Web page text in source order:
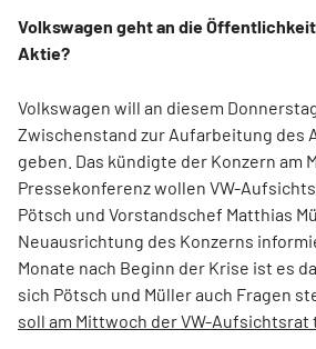
Volkswagen geht an die
Aktie?
Volkswagen will an diesem
Zwischenstand zur Aufarbeitung des
geben. Das kündigte der Konzern am
Pressekonferenz wollen VW-
Pötsch und Vorstandschef Matthias
Neuausrichtung des Konzerns
Monate nach Beginn der Krise ist es
sich Pötsch und Müller auch Fragen
soll am Mittwoch der VW-Aufsichtsrat